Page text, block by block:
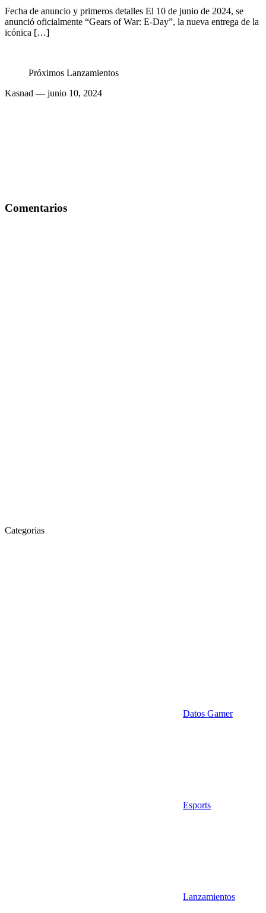
Fecha de anuncio y primeros detalles El 10 de junio de 2024, se
anunció oficialmente “Gears of War: E-Day”, la nueva entrega de la
icónica […]
Próximos Lanzamientos
Kasnad — junio 10, 2024
Comentarios
Categorias
Datos Gamer
Esports
Lanzamientos